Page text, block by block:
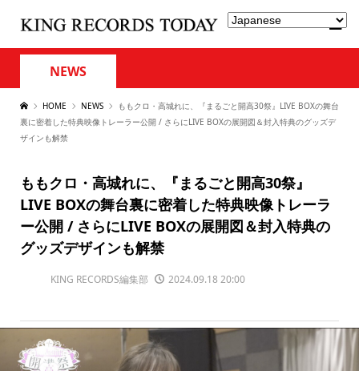
NEWS
HOME NEWS
ももクロ・高城れに、『まるごと開高30祭』LIVE BOXの舞台
裏に密着した特典映像トレーラー公開 / さらにLIVE BOXの展開図＆封入特典のグッズデ
ザインも解禁
ももクロ・高城れに、『まるごと開高30祭』
LIVE BOXの舞台裏に密着した特典映像トレーラ
ー公開 / さらにLIVE BOXの展開図＆封入特典の
グッズデザインも解禁
KING RECORDS編集部 2024.09.18 20:00